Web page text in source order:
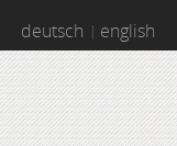
deutsch english